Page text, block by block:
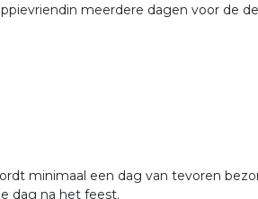
meerdere dagen voor de
minimaal een dag van tevoren
dag na het feest.